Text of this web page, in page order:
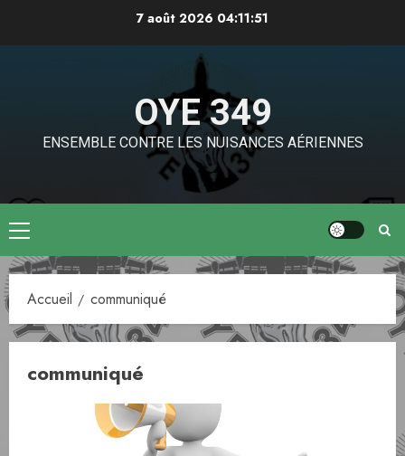
7 août 2026 04:11:51
OYE 349
ENSEMBLE CONTRE LES NUISANCES AÉRIENNES
Menu
principal
Accueil communiqué
communiqué